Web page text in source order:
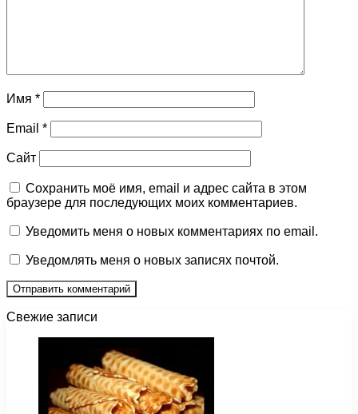
Имя *
Email *
Сайт
Сохранить моё имя, email и адрес сайта в этом
браузере для последующих моих комментариев.
Уведомить меня о новых комментариях по email.
Уведомлять меня о новых записях почтой.
Свежие записи